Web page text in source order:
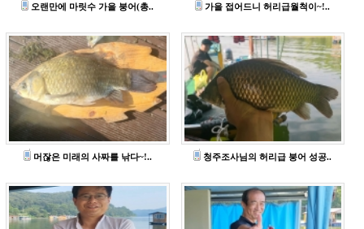
오랜만에 마릿수 가을 붕어(총.. 가을 접어드니 허리급월척이~!..
머잖은 미래의 사짜를 낚다~!.. 청주조사님의 허리급 붕어 성공..